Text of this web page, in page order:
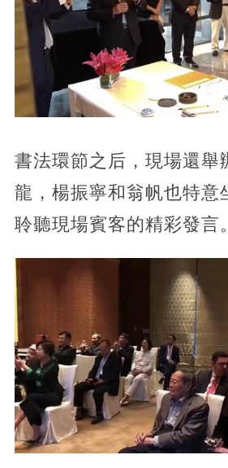
書法環節之后，現場還舉
龍，楊振寧和翁帆也特意
聆聽現場賓客的精彩發言。